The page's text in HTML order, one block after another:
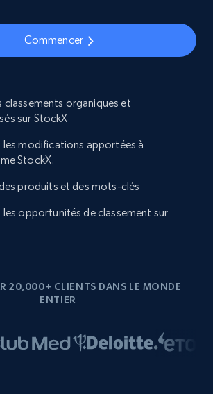
Commencer
classements organiques et
sur StockX
les modifications apportées à
StockX.
produits et des mots-clés
les opportunités de classement sur
20,000+ CLIENTS DANS LE MONDE
ENTIER